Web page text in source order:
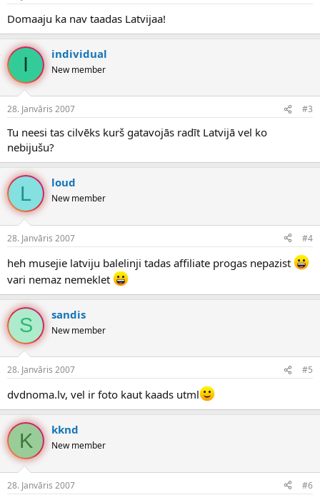
Domaaju ka nav taadas Latvijaa!
I individual
New member
28. Janvāris 2007 #3
Tu neesi tas cilvēks kurš gatavojās radīt Latvijā vel ko
nebijušu?
L loud
New member
28. Janvāris 2007 #4
heh musejie latviju balelinji tadas affiliate progas nepazist
vari nemaz nemeklet
S sandis
New member
28. Janvāris 2007 #5
dvdnoma.lv, vel ir foto kaut kaads utml
K kknd
New member
28. Janvāris 2007 #6